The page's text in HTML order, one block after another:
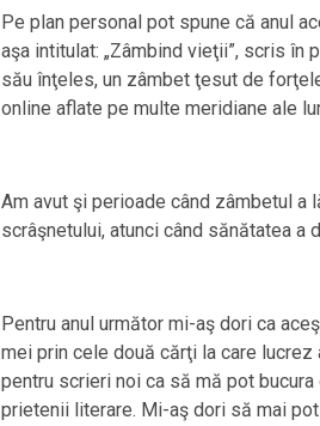
Pe plan personal pot spune că anul
aşa intitulat: „Zâmbind vieţii”, scris
său înţeles, un zâmbet ţesut de
online aflate pe multe meridiane ale
Am avut şi perioade când zâmbetul
scrâşnetului, atunci când sănătatea a
Pentru anul următor mi-aş dori ca
mei prin cele două cărţi la care lucrez
pentru scrieri noi ca să mă pot
prietenii literare. Mi-aş dori să mai